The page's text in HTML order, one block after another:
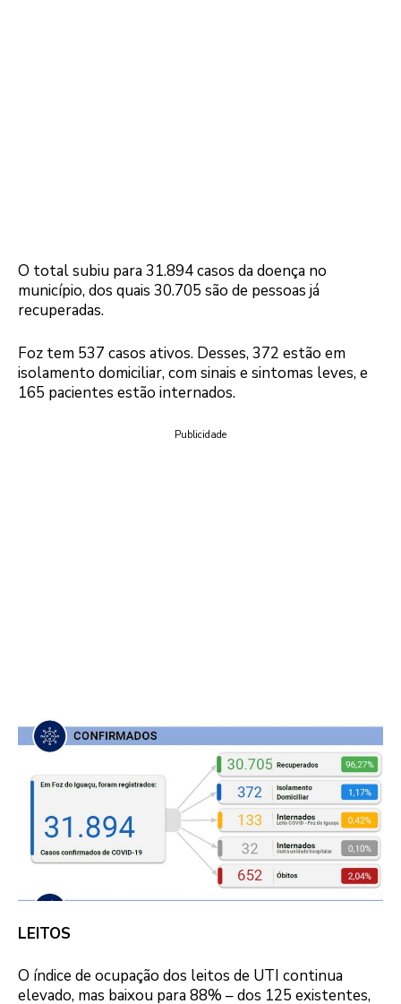
O total subiu para 31.894 casos da doença no
município, dos quais 30.705 são de pessoas já
recuperadas.
Foz tem 537 casos ativos. Desses, 372 estão em
isolamento domiciliar, com sinais e sintomas leves, e
165 pacientes estão internados.
Publicidade
LEITOS
O índice de ocupação dos leitos de UTI continua
elevado, mas baixou para 88% – dos 125 existentes,